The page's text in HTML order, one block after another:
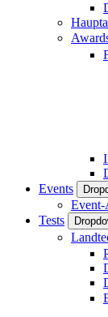
Events
Tests